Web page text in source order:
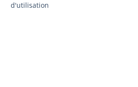
d'utilisation